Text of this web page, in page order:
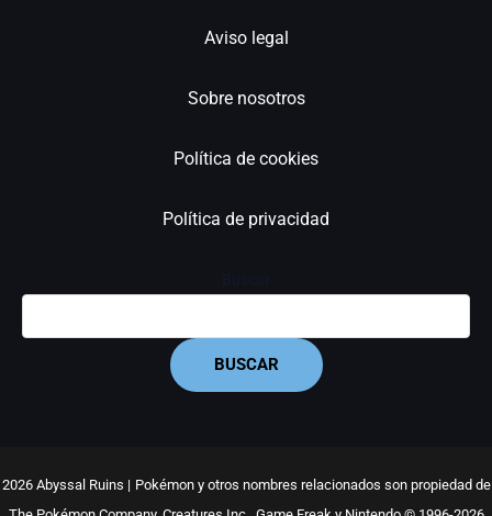
Aviso legal
Sobre nosotros
Política de cookies
Política de privacidad
BUSCAR
2026 Abyssal Ruins | Pokémon y otros nombres relacionados son propiedad de